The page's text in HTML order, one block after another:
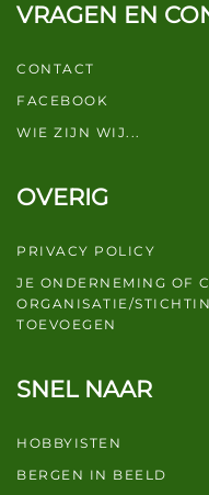
VRAGEN EN
CONTACT
FACEBOOK
WIE ZIJN WIJ...
OVERIG
PRIVACY POLICY
JE ONDERNEMING OF
ORGANISATIE/
TOEVOEGEN
SNEL NAAR
HOBBYISTEN
BERGEN IN BEELD